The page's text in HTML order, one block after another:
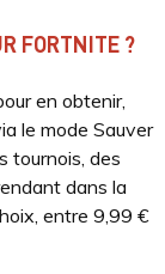
FORTNITE ?
en obtenir,
le mode Sauver
tournois, des
dans la
entre 9,99 €